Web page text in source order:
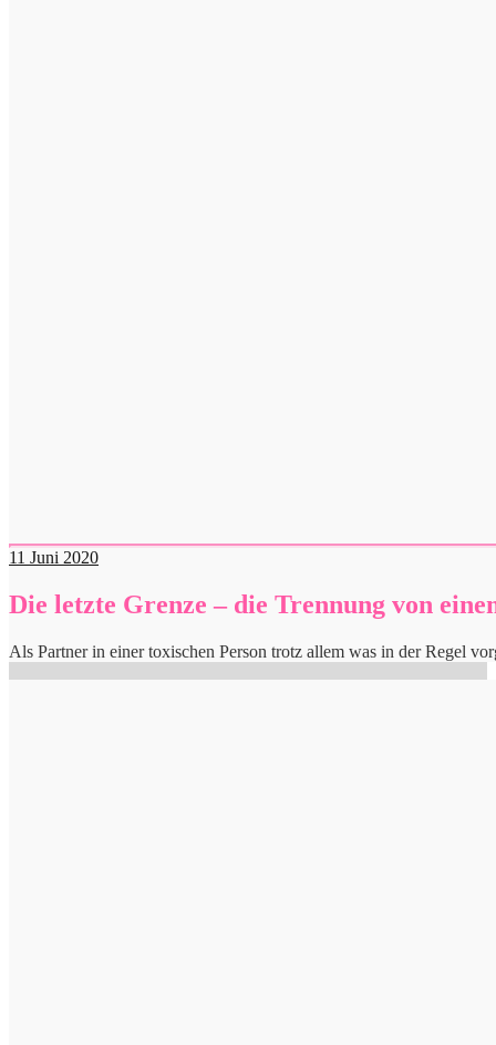
11 Juni 2020
Die letzte Grenze – die Trennung von
Als Partner in einer toxischen Person trotz allem was in der Regel